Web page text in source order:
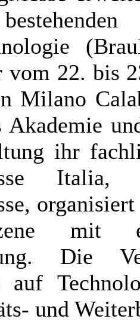
vom 22. bis
Milano
Akademie
ihr
Italia,
mit
Die
auf
und